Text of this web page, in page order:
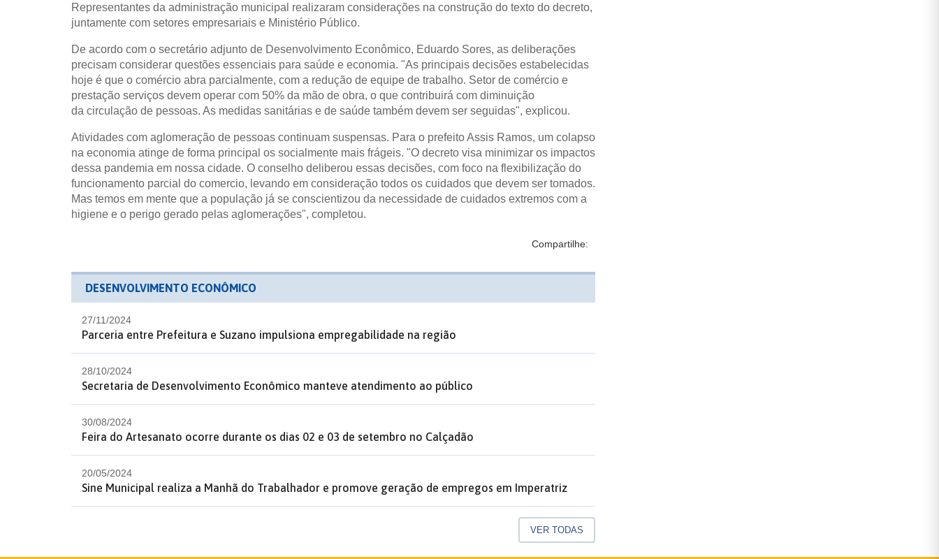
Representantes da administração municipal realizaram considerações na construção do texto do decreto,
juntamente com setores empresariais e Ministério Público.
De acordo com o secretário adjunto de Desenvolvimento Econômico, Eduardo Sores, as deliberações
precisam considerar questões essenciais para saúde e economia. "As principais decisões estabelecidas
hoje é que o comércio abra parcialmente, com a redução de equipe de trabalho. Setor de comércio e
prestação serviços devem operar com 50% da mão de obra, o que contribuirá com diminuição
da circulação de pessoas. As medidas sanitárias e de saúde também devem ser seguidas", explicou.
Atividades com aglomeração de pessoas continuam suspensas. Para o prefeito Assis Ramos, um colapso
na economia atinge de forma principal os socialmente mais frágeis. "O decreto visa minimizar os impactos
dessa pandemia em nossa cidade. O conselho deliberou essas decisões, com foco na flexibilização do
funcionamento parcial do comercio, levando em consideração todos os cuidados que devem ser tomados.
Mas temos em mente que a população já se conscientizou da necessidade de cuidados extremos com a
higiene e o perigo gerado pelas aglomerações", completou.
Compartilhe:
DESENVOLVIMENTO ECONÔMICO
27/11/2024
Parceria entre Prefeitura e Suzano impulsiona empregabilidade na região
28/10/2024
Secretaria de Desenvolvimento Econômico manteve atendimento ao público
30/08/2024
Feira do Artesanato ocorre durante os dias 02 e 03 de setembro no Calçadão
20/05/2024
Sine Municipal realiza a Manhã do Trabalhador e promove geração de empregos em Imperatriz
VER TODAS